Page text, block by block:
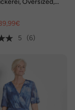
Oversized,
Halbarm
5
(6)